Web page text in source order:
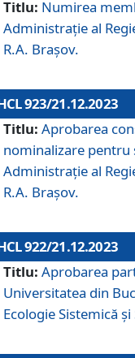
Titlu: Numirea
Administraţie al
R.A. Brașov.
923/21.12.2023
Titlu: Aprobarea
nominalizare pentru
Administrație al
R.A. Brașov.
922/21.12.2023
Titlu: Aprobarea
Universitatea din
Ecologie Sistemică